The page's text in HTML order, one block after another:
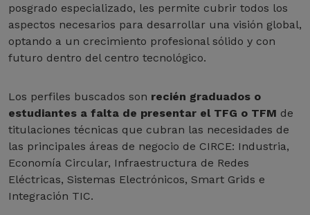
posgrado especializado, les permite cubrir todos los
aspectos necesarios para desarrollar una visión global,
optando a un crecimiento profesional sólido y con
futuro dentro del centro tecnológico.
Los perfiles buscados son recién graduados o
estudiantes a falta de presentar el TFG o TFM de
titulaciones técnicas que cubran las necesidades de
las principales áreas de negocio de CIRCE: Industria,
Economía Circular, Infraestructura de Redes
Eléctricas, Sistemas Electrónicos, Smart Grids e
Integración TIC.